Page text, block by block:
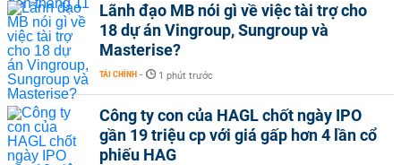
Lãnh đạo MB nói gì về việc tài trợ cho
18 dự án Vingroup, Sungroup và
Masterise?
TÀI CHÍNH - 1 phút trước
Công ty con của HAGL chốt ngày IPO
gần 19 triệu cp với giá gấp hơn 4 lần cổ
phiếu HAG